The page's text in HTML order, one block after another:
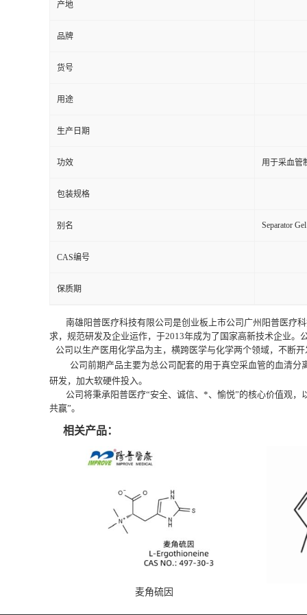
产地
品牌
货号
用途
生产日期
功效 用于采血管
包装规格
别名 Separator
CAS编号
保质期
南雄阳普医疗科技有限公司是创业板上市公司广州阳普医疗
求，规范研发及企业运作， 于2013年成为了国家高新技术企业。
公司以生产医用化学品为主，横跨医学与化学两个领域，不断
公司前期产品主要为总公司配套的用于真空采血管的血清
研发，加大软硬件投入。
公司将秉承阳普医疗“安全、诚信、*、愉悦”的核心价值观
共赢”。
相关产品：
麦角硫因